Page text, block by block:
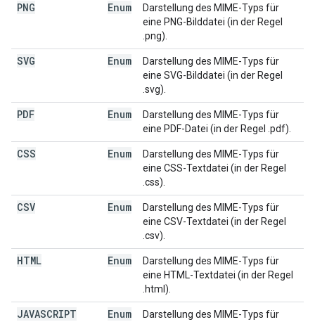
PNG Enum
Darstellung des MIME-Typs für
eine PNG-Bilddatei (in der Regel
.png).
SVG Enum
Darstellung des MIME-Typs für
eine SVG-Bilddatei (in der Regel
.svg).
PDF Enum
Darstellung des MIME-Typs für
eine PDF-Datei (in der Regel .pdf).
CSS Enum
Darstellung des MIME-Typs für
eine CSS-Textdatei (in der Regel
.css).
CSV Enum
Darstellung des MIME-Typs für
eine CSV-Textdatei (in der Regel
.csv).
HTML Enum
Darstellung des MIME-Typs für
eine HTML-Textdatei (in der Regel
.html).
JAVASCRIPT Enum
Darstellung des MIME-Typs für